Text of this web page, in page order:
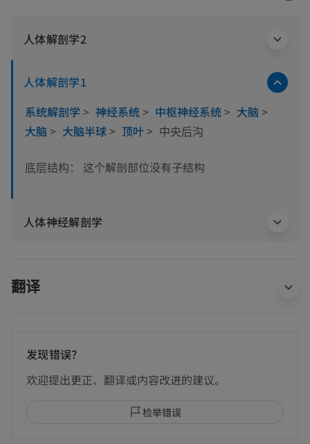
人体解剖学2
人体解剖学1
系统解剖学 > 神经系统> 中枢神经系统> 大脑 >
大脑 > 大脑半球> 顶叶> 中央后沟
底层结构： 这个解剖部位没有子结构
人体神经解剖学
翻译
发现错误？
欢迎提出更正、翻译或内容改进的建议。
检举错误